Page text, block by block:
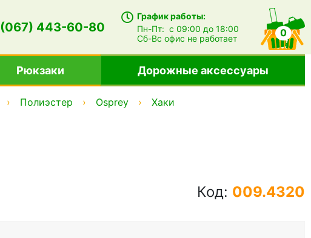
(067) 443-60-80
График работы:
Пн-Пт:с 09:00 до 18:00
Сб-Всофис не работает 0
Рюкзаки Дорожные аксессуары
Полиэстер Osprey
Хаки
Код: 009.4320